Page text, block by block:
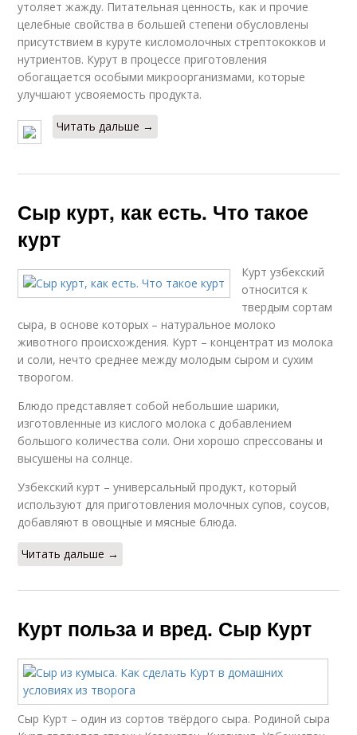
утоляет жажду. Питательная ценность, как и прочие
целебные свойства в большей степени обусловлены
присутствием в куруте кисломолочных стрептококков и
нутриентов. Курут в процессе приготовления
обогащается особыми микроорганизмами, которые
улучшают усвояемость продукта.
Читать дальше →
Сыр курт, как есть. Что такое
курт
Курт узбекский
относится к
твердым сортам
сыра, в основе которых – натуральное молоко
животного происхождения. Курт – концентрат из молока
и соли, нечто среднее между молодым сыром и сухим
творогом.
Блюдо представляет собой небольшие шарики,
изготовленные из кислого молока с добавлением
большого количества соли. Они хорошо спрессованы и
высушены на солнце.
Узбекский курт – универсальный продукт, который
используют для приготовления молочных супов, соусов,
добавляют в овощные и мясные блюда.
Читать дальше →
Курт польза и вред. Сыр Курт
Сыр Курт – один из сортов твёрдого сыра. Родиной сыра